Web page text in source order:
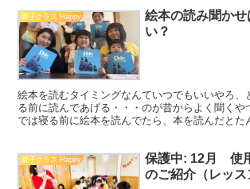
親子クラス Happy
絵本の読み聞か
い？
絵本を読むタイミングなんていつでもいいやろ、
る前に読んであげる・・・のが昔からよく聞くや
では寝る前に絵本を読んでたら、本を読んだとた
親子クラス Happy
保護中: 12月 使
のご紹介（レッス